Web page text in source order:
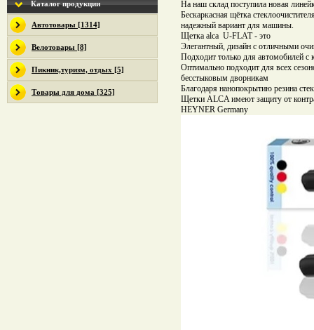
Каталог продукции
Автотовары [1314]
Велотовары [8]
Пикник,туризм, отдых [5]
Товары для дома [325]
На наш склад поступила новая
Бескаркасная щётка
надежный вариант для машины.
Щетка alca U-FLAT - это
Элегантный, дизайн с отличными
Подходит только для автомобилей
Оптимально подходит для всех
бесстыковым дворникам
Благодаря нанопокрытию резина
Щетки ALCA имеют защиту от
HEYNER Germany